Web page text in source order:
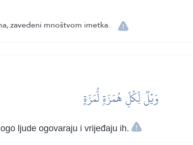
zavedeni mnoštvom imetka.
وَيۡلٞ لِّكُلِّ هُمَزَةٖ لُّمَزَةٍ
ljude ogovaraju i vrijeđaju ih.